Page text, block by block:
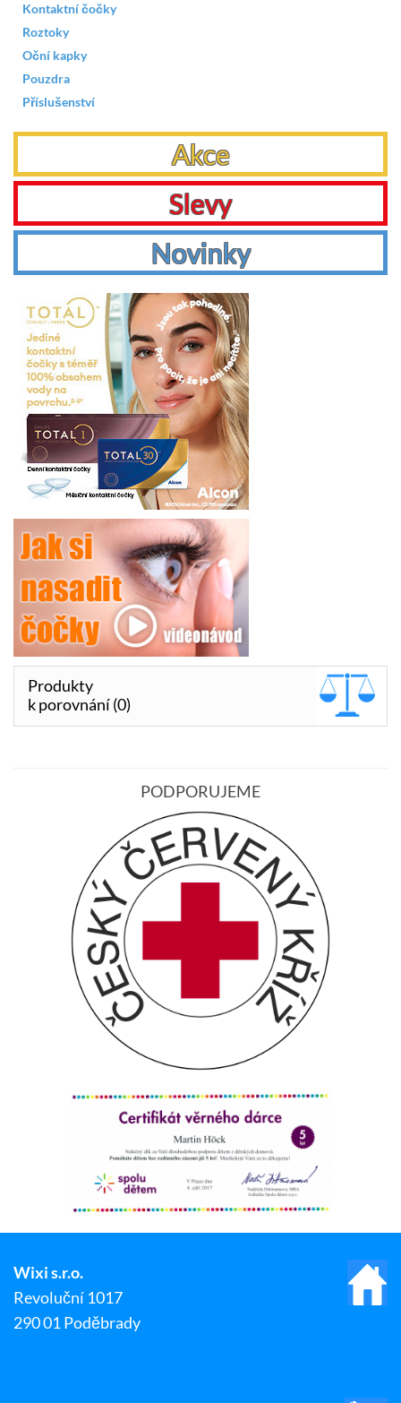
Kontaktní čočky
Roztoky
Oční kapky
Pouzdra
Příslušenství
Akce
Slevy
Novinky
Produkty
k porovnání (0)
PODPORUJEME
Wixi s.r.o.
Revoluční 1017
290 01 Poděbrady